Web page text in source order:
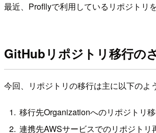
最近、Profllyで利用しているリポジトリ
GitHubリポジトリ移行の
今回、リポジトリの移行は主に以下のよ
移行先Organizationへのリポジトリ
連携先AWSサービスでのリポジトリ